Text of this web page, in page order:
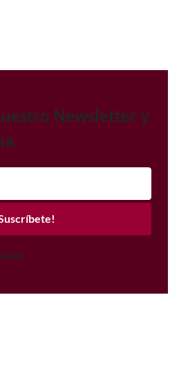
Newsletter y